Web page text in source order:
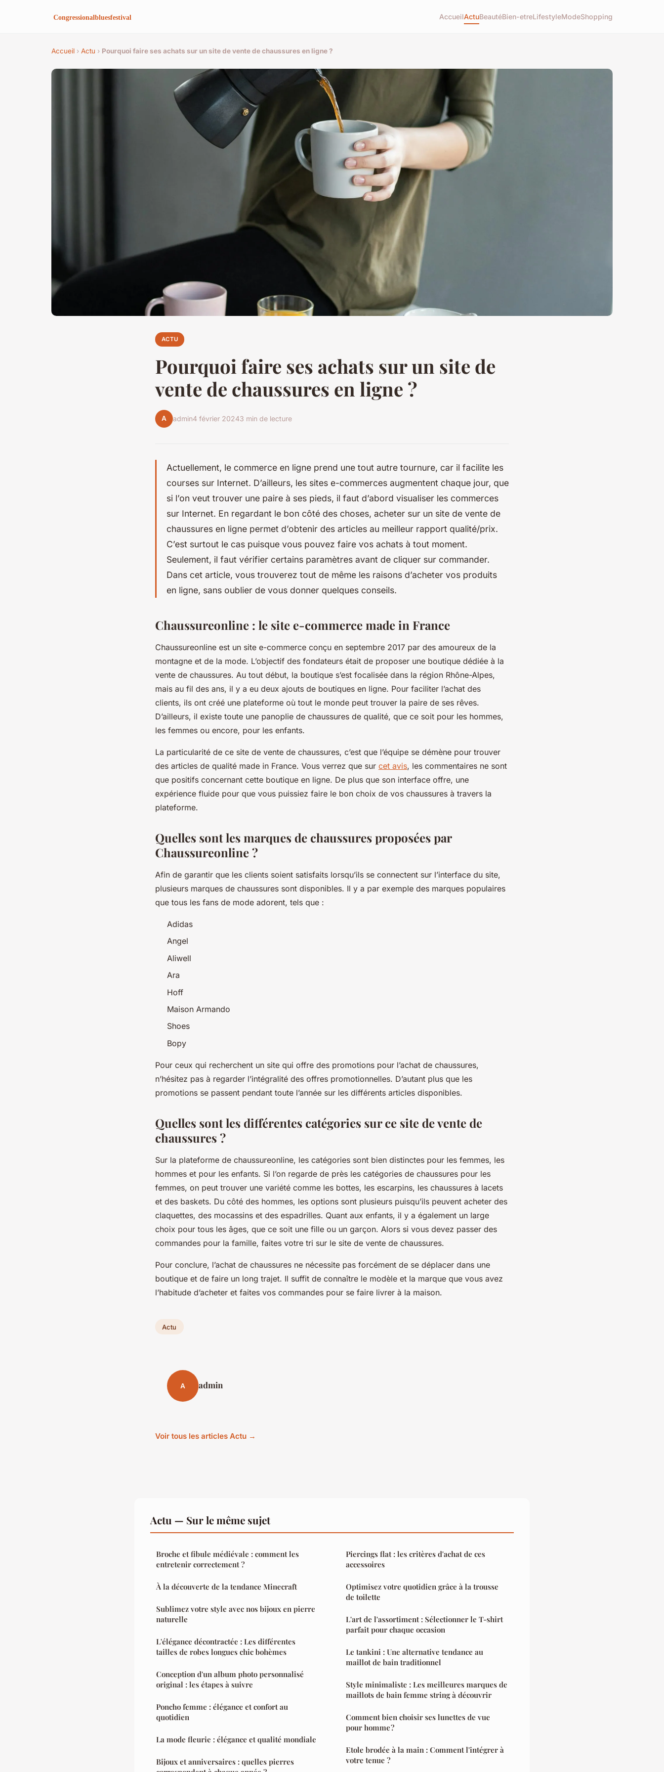
AccueilActuBeautéBien-etreLifestyleModeShopping
Accueil › Actu › Pourquoi faire ses achats sur un site de vente de chaussures en ligne ?
ACTU
Pourquoi faire ses achats sur un site de
vente de chaussures en ligne ?
A admin4 février 20243 min de lecture
Actuellement, le commerce en ligne prend une tout autre tournure, car il facilite les
courses sur Internet. D’ailleurs, les sites e-commerces augmentent chaque jour, que
si l’on veut trouver une paire à ses pieds, il faut d’abord visualiser les commerces
sur Internet. En regardant le bon côté des choses, acheter sur un site de vente de
chaussures en ligne permet d’obtenir des articles au meilleur rapport qualité/prix.
C’est surtout le cas puisque vous pouvez faire vos achats à tout moment.
Seulement, il faut vérifier certains paramètres avant de cliquer sur commander.
Dans cet article, vous trouverez tout de même les raisons d’acheter vos produits
en ligne, sans oublier de vous donner quelques conseils.
Chaussureonline : le site e-commerce made in France
Chaussureonline est un site e-commerce conçu en septembre 2017 par des amoureux de la
montagne et de la mode. L’objectif des fondateurs était de proposer une boutique dédiée à la
vente de chaussures. Au tout début, la boutique s’est focalisée dans la région Rhône-Alpes,
mais au fil des ans, il y a eu deux ajouts de boutiques en ligne. Pour faciliter l’achat des
clients, ils ont créé une plateforme où tout le monde peut trouver la paire de ses rêves.
D’ailleurs, il existe toute une panoplie de chaussures de qualité, que ce soit pour les hommes,
les femmes ou encore, pour les enfants.
La particularité de ce site de vente de chaussures, c’est que l’équipe se démène pour trouver
des articles de qualité made in France. Vous verrez que sur cet avis, les commentaires ne sont
que positifs concernant cette boutique en ligne. De plus que son interface offre, une
expérience fluide pour que vous puissiez faire le bon choix de vos chaussures à travers la
plateforme.
Quelles sont les marques de chaussures proposées par
Chaussureonline ?
Afin de garantir que les clients soient satisfaits lorsqu’ils se connectent sur l’interface du site,
plusieurs marques de chaussures sont disponibles. Il y a par exemple des marques populaires
que tous les fans de mode adorent, tels que :
Adidas
Angel
Aliwell
Ara
Hoff
Maison Armando
Shoes
Bopy
Pour ceux qui recherchent un site qui offre des promotions pour l’achat de chaussures,
n’hésitez pas à regarder l’intégralité des offres promotionnelles. D’autant plus que les
promotions se passent pendant toute l’année sur les différents articles disponibles.
Quelles sont les différentes catégories sur ce site de vente de
chaussures ?
Sur la plateforme de chaussureonline, les catégories sont bien distinctes pour les femmes, les
hommes et pour les enfants. Si l’on regarde de près les catégories de chaussures pour les
femmes, on peut trouver une variété comme les bottes, les escarpins, les chaussures à lacets
et des baskets. Du côté des hommes, les options sont plusieurs puisqu’ils peuvent acheter des
claquettes, des mocassins et des espadrilles. Quant aux enfants, il y a également un large
choix pour tous les âges, que ce soit une fille ou un garçon. Alors si vous devez passer des
commandes pour la famille, faites votre tri sur le site de vente de chaussures.
Pour conclure, l’achat de chaussures ne nécessite pas forcément de se déplacer dans une
boutique et de faire un long trajet. Il suffit de connaître le modèle et la marque que vous avez
l’habitude d’acheter et faites vos commandes pour se faire livrer à la maison.
Actu
A admin
Voir tous les articles Actu →
Actu — Sur le même sujet
Broche et fibule médiévale : comment les
entretenir correctement ?
À la découverte de la tendance Minecraft
Sublimez votre style avec nos bijoux en pierre
naturelle
L'élégance décontractée : Les différentes
tailles de robes longues chic bohèmes
Conception d'un album photo personnalisé
original : les étapes à suivre
Poncho femme : élégance et confort au
quotidien
La mode fleurie : élégance et qualité mondiale
Bijoux et anniversaires : quelles pierres
Piercings flat : les critères d'achat de ces
accessoires
Optimisez votre quotidien grâce à la trousse
de toilette
L'art de l'assortiment : Sélectionner le T-shirt
parfait pour chaque occasion
Le tankini : Une alternative tendance au
maillot de bain traditionnel
Style minimaliste : Les meilleures marques de
maillots de bain femme string à découvrir
Comment bien choisir ses lunettes de vue
pour homme ?
Etole brodée à la main : Comment l'intégrer à
votre tenue ?